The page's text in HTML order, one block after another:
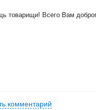
товарищи! Всего Вам
комментарий